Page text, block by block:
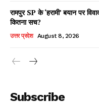
Read
रामपुर SP के ‘हरामी’ बयान पर
कितना सच?
उत्तर प्रदेश August 8, 2026
Subscribe